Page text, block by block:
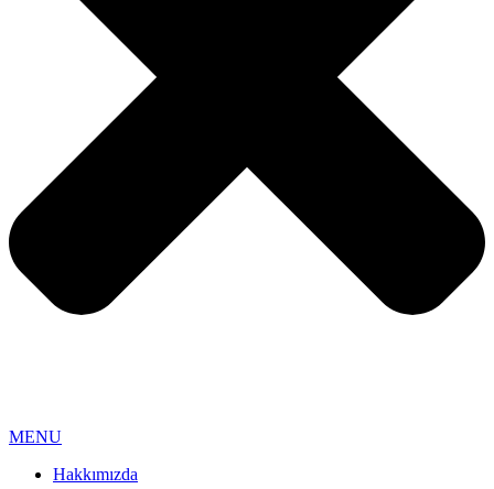
MENU
Hakkımızda